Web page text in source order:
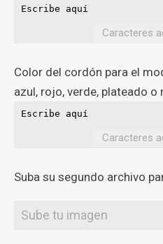
Caracteres
Color del cordón para el
azul, rojo, verde, plateado o
Caracteres
Suba su segundo archivo
Sube tu imagen